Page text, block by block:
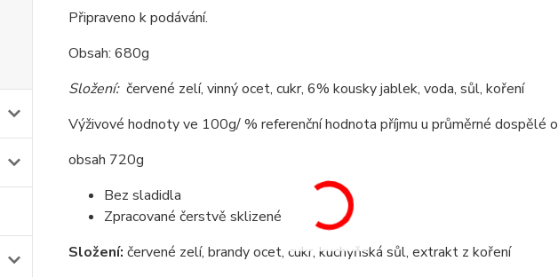
Připraveno k podávání.
Obsah: 680g
Složení:červené zelí, vinný ocet, cukr, 6% kousky jablek, voda, sůl, koření
Výživové hodnoty ve 100g/ % referenční hodnota příjmu u průměrné dospělé
obsah 720g
Bez sladidla
Zpracované čerstvě sklizené
Složení: červené zelí, brandy ocet, cukr, kuchyňská sůl, extrakt z koření